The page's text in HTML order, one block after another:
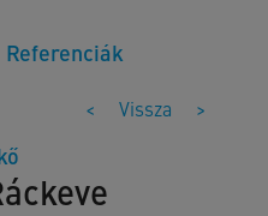
Referenciák
< Vissza >